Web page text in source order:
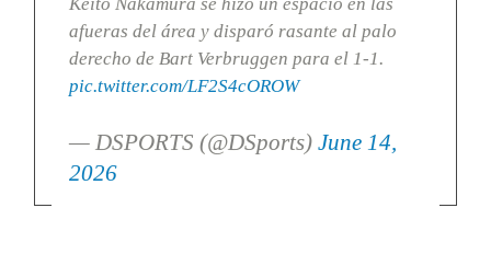
afueras del área y disparó rasante al palo
derecho de Bart Verbruggen para el 1-1.
pic.twitter.com/LF2S4cOROW
— DSPORTS (@DSports) June 14,
2026